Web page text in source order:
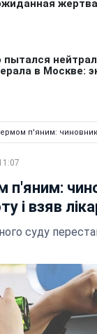
п'яним:
п'яним:
і взяв
суду